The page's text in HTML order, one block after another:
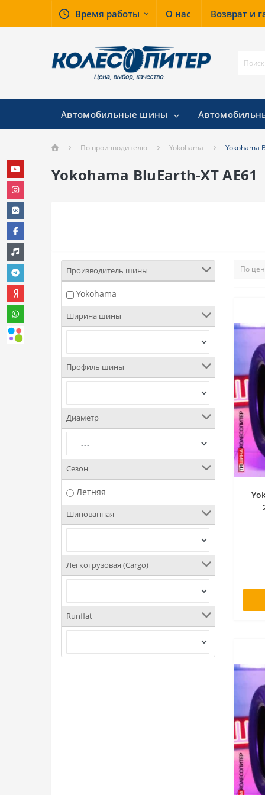
Время работы О нас Возврат и
Автомобильные шины
По производителю Yokohama Yokohama
Yokohama BluEarth-XT AE61
Производитель шины
Yokohama
Ширина шины
Профиль шины
Диаметр
Сезон
Летняя
Шипованная
Легкогрузовая (Cargo)
Runflat